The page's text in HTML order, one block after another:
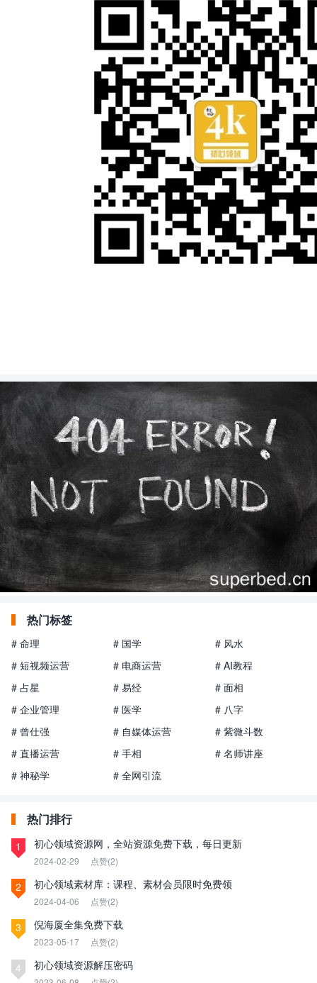
热门标签
# 命理 # 国学
# 风水
# 短视频运营
# 电商运营
# AI教程
# 占星
# 易经
# 面相
# 企业管理
# 医学
# 八字
# 曾仕强
# 自媒体运营
# 紫微斗数
# 直播运营
# 手相
# 名师讲座
# 神秘学
# 全网引流
热门排行
1 初心领域资源网，全站资源免费下载，每日更新
2024-02-29 点赞(2)
2 初心领域素材库：课程、素材会员限时免费领
2024-04-06 点赞(2)
3 倪海厦全集免费下载
2023-05-17 点赞(2)
4 初心领域资源解压密码